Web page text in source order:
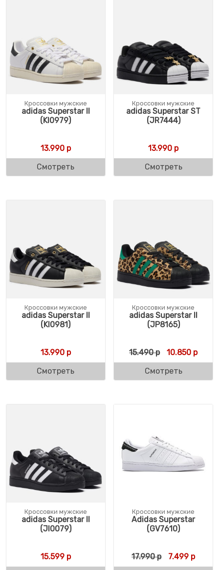
Кроссовки мужские
adidas Superstar II
(KI0979)
13.990р
Смотреть
Кроссовки мужские
adidas Superstar ST
(JR7444)
13.990 р
Смотреть
Кроссовки мужские
adidas Superstar II
(KI0981)
13.990р
Смотреть
Кроссовки мужские
adidas Superstar II
(JP8165)
15.490р 10.850 р
Смотреть
Кроссовки мужские
adidas Superstar II
(JI0079)
15.599р
Кроссовки мужские
Adidas Superstar
(GV7610)
17.990р 7.499 р